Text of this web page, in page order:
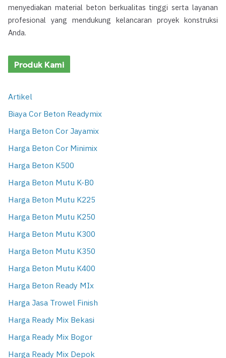
menyediakan material beton berkualitas tinggi serta layanan
profesional yang mendukung kelancaran proyek konstruksi
Anda.
Produk Kami
Artikel
Biaya Cor Beton Readymix
Harga Beton Cor Jayamix
Harga Beton Cor Minimix
Harga Beton K500
Harga Beton Mutu K-B0
Harga Beton Mutu K225
Harga Beton Mutu K250
Harga Beton Mutu K300
Harga Beton Mutu K350
Harga Beton Mutu K400
Harga Beton Ready MIx
Harga Jasa Trowel Finish
Harga Ready Mix Bekasi
Harga Ready Mix Bogor
Harga Ready Mix Depok